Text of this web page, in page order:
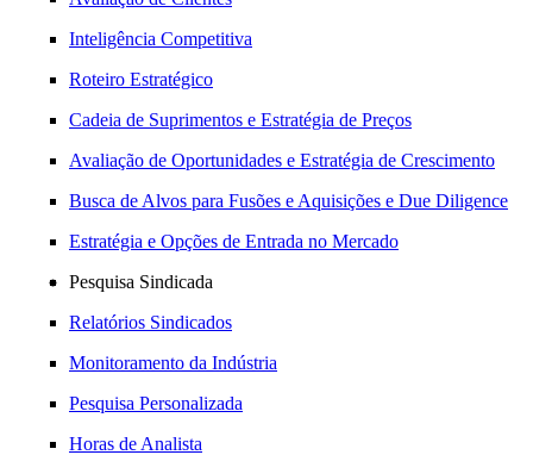
Inteligência Competitiva
Roteiro Estratégico
Cadeia de Suprimentos e Estratégia de Preços
Avaliação de Oportunidades e Estratégia de Crescimento
Busca de Alvos para Fusões e Aquisições e Due Diligence
Estratégia e Opções de Entrada no Mercado
Pesquisa Sindicada
Relatórios Sindicados
Monitoramento da Indústria
Pesquisa Personalizada
Horas de Analista